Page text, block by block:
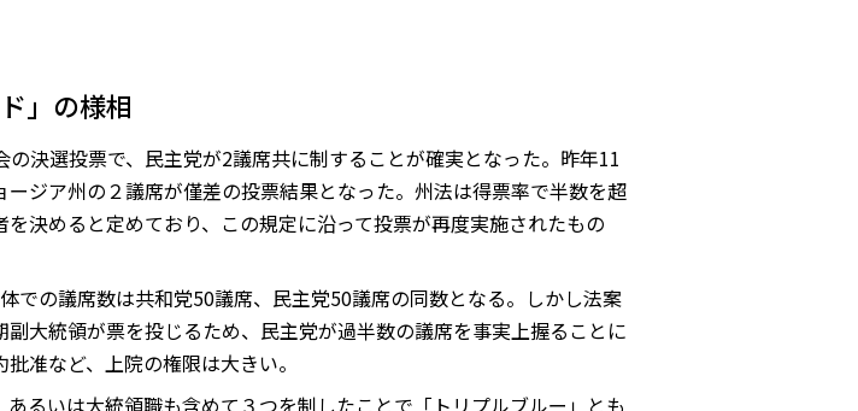
」の様相
決選投票で、民主党が2議席共に制することが確実となった。昨年11
ジア州の２議席が僅差の投票結果となった。州法は得票率で半数を超
決めると定めており、この規定に沿って投票が再度実施されたもの
での議席数は共和党50議席、民主党50議席の同数となる。しかし法案
大統領が票を投じるため、民主党が過半数の議席を事実上握ることに
准など、上院の権限は大きい。
るいは大統領職も含めて３つを制したことで「トリプルブルー」とも